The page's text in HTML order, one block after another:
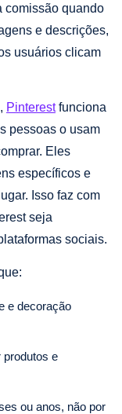
comissão quando
e descrições,
usuários clicam
Pinterestfunciona
pessoas o usam
Eles
específicos e
Isso faz com
seja
sociais.
e decoração
produtos e
ou anos, não por